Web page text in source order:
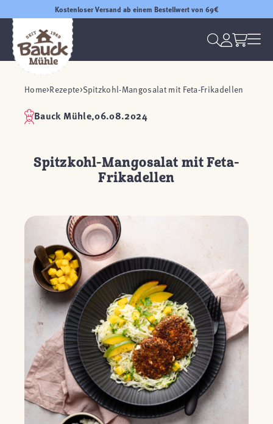
Kostenloser Versand ab einem Bestellwert von 69€
Home Rezepte Spitzkohl-Mangosalat mit Feta-Frikadellen
Bauck Mühle,06.08.2024
Spitzkohl-Mangosalat mit Feta-
Frikadellen